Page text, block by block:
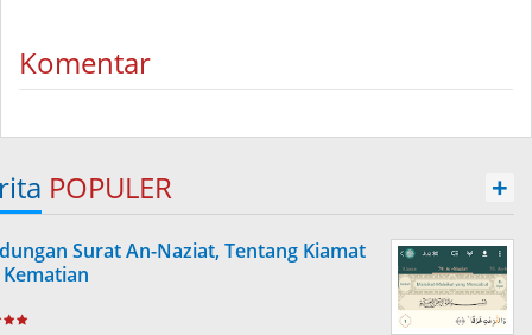
Komentar
POPULER +
Surat An-Naziat, Tentang Kiamat